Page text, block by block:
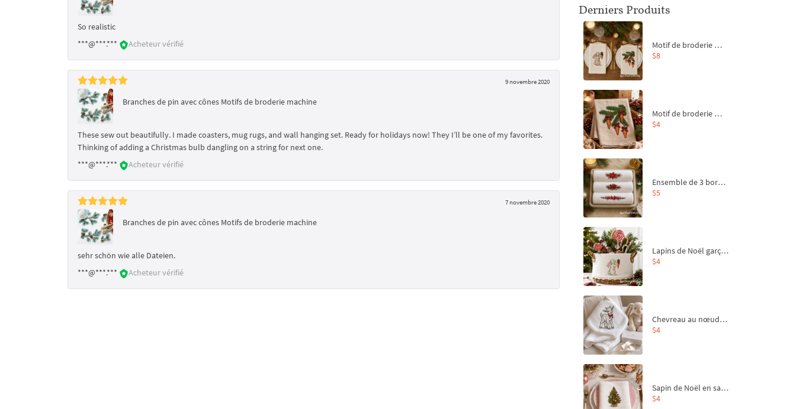
So realistic
***@***.***
Acheteur vérifié
9 novembre 2020
Branches de pin avec cônes Motifs de broderie machine
These sew out beautifully. I made coasters, mug rugs, and wall hanging set. Ready for holidays now! They I’ll be one of my favorites.
Thinking of adding a Christmas bulb dangling on a string for next one.
***@***.***
Acheteur vérifié
7 novembre 2020
Branches de pin avec cônes Motifs de broderie machine
sehr schön wie alle Dateien.
***@***.***
Acheteur vérifié
Derniers Produits
Motif de broderie machine Branche de sapin et carottes - 4 tailles
$8
Motif de broderie machine Branche de sapin et carottes - 4 tailles
$4
Ensemble de 3 bordures de Noël pour broderie machine
$5
Lapins de Noël garçon et fille - 4 tailles
$4
Chevreau au nœud rouge – broderie machine, 4 tailles
$4
Sapin de Noël en sac aux carottes Motif de broderie à la machine - 4 tailles
$4